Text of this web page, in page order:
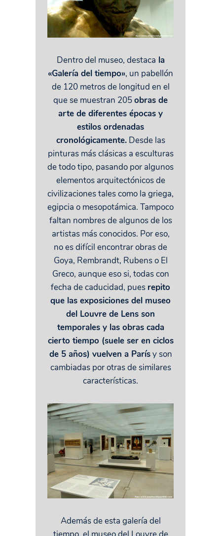
Dentro del museo, destaca la
«Galería del tiempo», un pabellón
de 120 metros de longitud en el
que se muestran 205obras de
arte de diferentes épocas y
estilos ordenadas
cronológicamente.Desde las
pinturas más clásicas a esculturas
de todo tipo, pasando por algunos
elementos arquitectónicos de
civilizaciones tales como la griega,
egipcia o mesopotámica. Tampoco
faltan nombres de algunos de los
artistas más conocidos. Por eso,
no es difícil encontrar obras de
Goya, Rembrandt, Rubens o El
Greco, aunque eso si, todas con
fecha de caducidad, pues repito
que las exposiciones del museo
del Louvre de Lens son
temporales y las obras cada
cierto tiempo (suele ser en ciclos
de 5 años) vuelven a Parísy son
cambiadas por otras de similares
características.
Además de esta galería del